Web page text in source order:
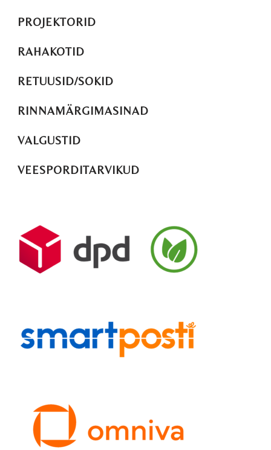
PROJEKTORID
RAHAKOTID
RETUUSID/SOKID
RINNAMÄRGIMASINAD
VALGUSTID
VEESPORDITARVIKUD